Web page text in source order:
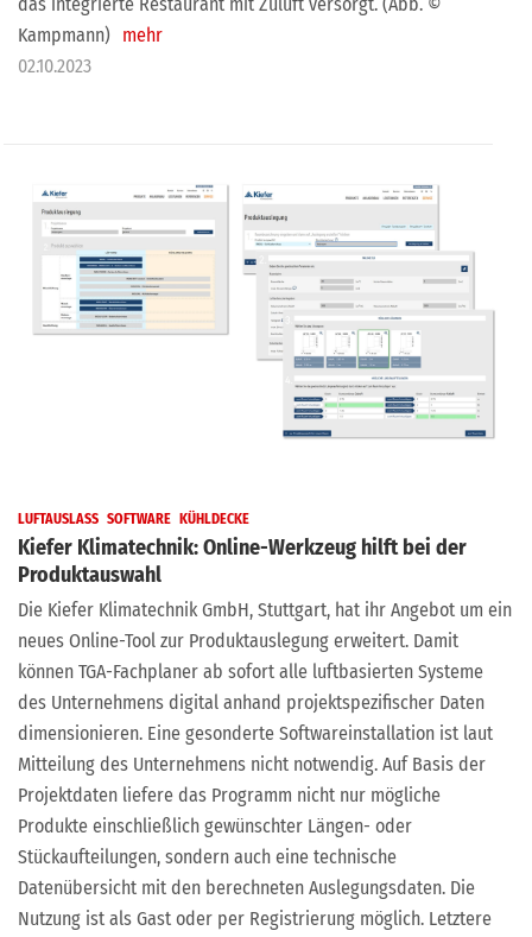
das integrierte Restaurant mit Zuluft versorgt. (Abb. ©
Kampmann) mehr
02.10.2023
LUFTAUSLASS SOFTWARE KÜHLDECKE
Kiefer Klimatechnik: Online-Werkzeug hilft bei der
Produktauswahl
Die Kiefer Klimatechnik GmbH, Stuttgart, hat ihr Angebot um ein
neues Online-Tool zur Produktauslegung erweitert. Damit
können TGA-Fachplaner ab sofort alle luftbasierten Systeme
des Unternehmens digital anhand projektspezifischer Daten
dimensionieren. Eine gesonderte Softwareinstallation ist laut
Mitteilung des Unternehmens nicht notwendig. Auf Basis der
Projektdaten liefere das Programm nicht nur mögliche
Produkte einschließlich gewünschter Längen- oder
Stückaufteilungen, sondern auch eine technische
Datenübersicht mit den berechneten Auslegungsdaten. Die
Nutzung ist als Gast oder per Registrierung möglich. Letztere